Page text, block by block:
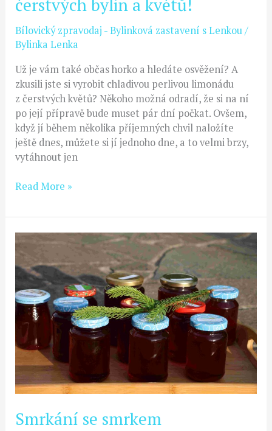
čerstvých bylin a květů!
Bílovický zpravodaj - Bylinková zastavení s Lenkou/
Bylinka Lenka
Už je vám také občas horko a hledáte osvěžení? A
zkusili jste si vyrobit chladivou perlivou limonádu
z čerstvých květů? Někoho možná odradí, že si na ní
po její přípravě bude muset pár dní počkat. Ovšem,
když jí během několika příjemných chvil naložíte
ještě dnes, můžete si jí jednoho dne, a to velmi brzy,
vytáhnout jen
Read More »
Smrkání se smrkem
Smrkání
se
smrkem